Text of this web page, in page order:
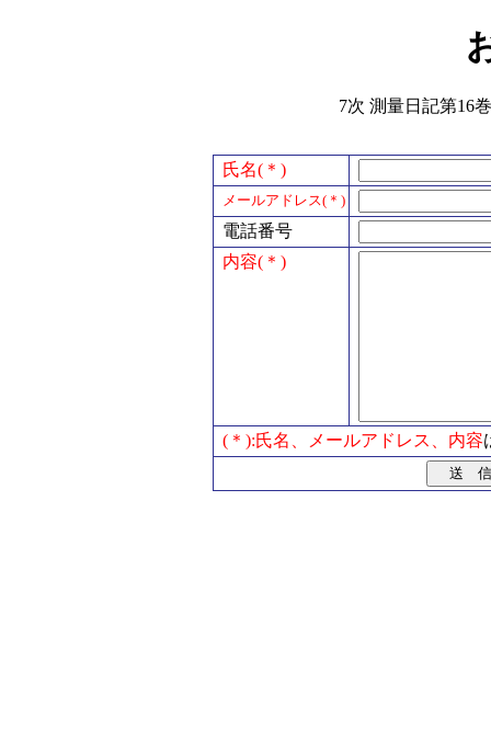
7次 測量日記第16
氏名(＊)
メールアドレス(＊)
電話番号
内容(＊)
(＊):氏名、メールアドレス、内容